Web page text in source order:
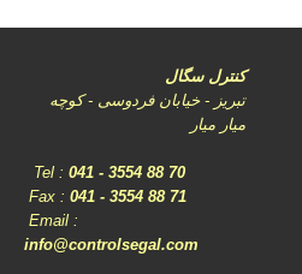
کنترل سگال
تبریز - خیابان فردوسی - کوچه
میار میار
Tel : 041 - 3554 88 70
Fax : 041 - 3554 88 71
Email :
info@controlsegal.com